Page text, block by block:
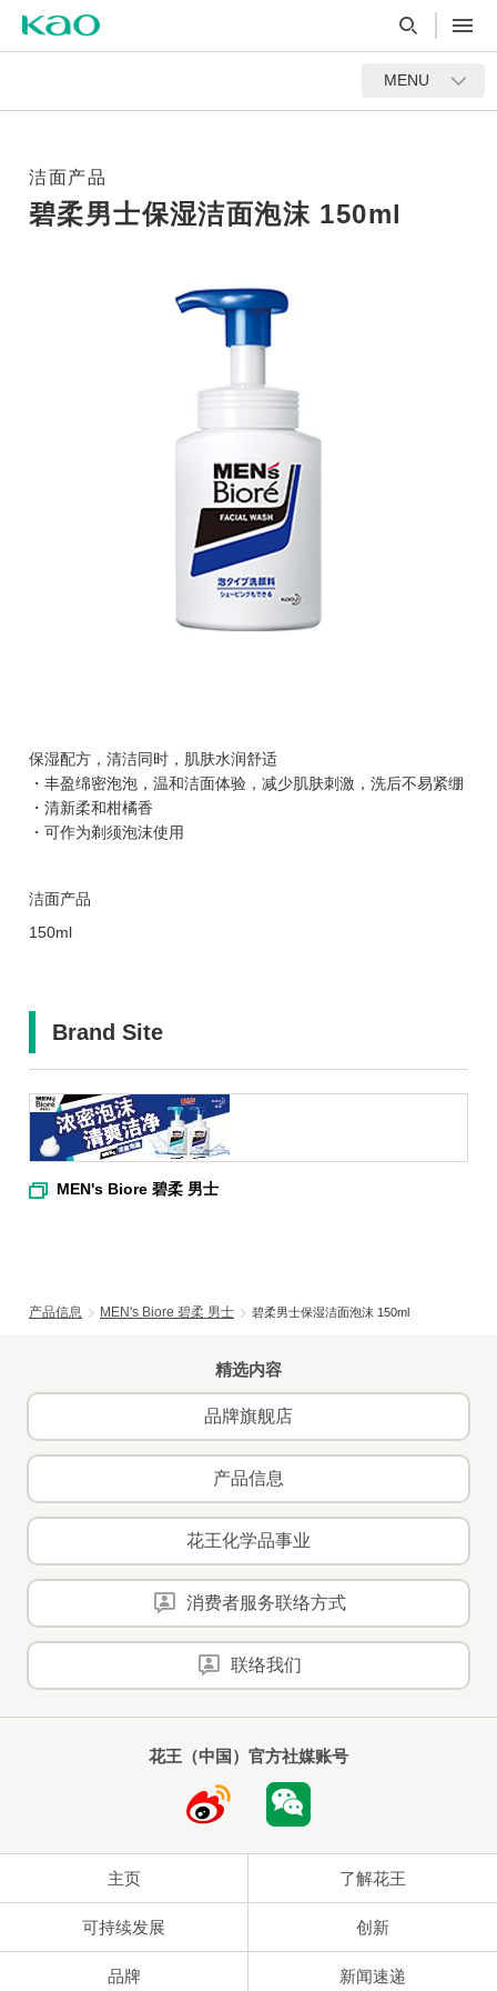
MENU
洁面产品
碧柔男士保湿洁面泡沫 150ml
保湿配方，清洁同时，肌肤水润舒适
・丰盈绵密泡泡，温和洁面体验，减少肌肤刺激，洗后不易紧绷
・清新柔和柑橘香
・可作为剃须泡沫使用
洁面产品
150ml
Brand Site
MEN's Biore 碧柔 男士
产品信息 MEN's Biore 碧柔 男士 碧柔男士保湿洁面泡沫 150ml
精选内容
品牌旗舰店
产品信息
花王化学品事业
消费者服务联络方式
联络我们
花王（中国）官方社媒账号
主页 了解花王
可持续发展 创新
品牌 新闻速递